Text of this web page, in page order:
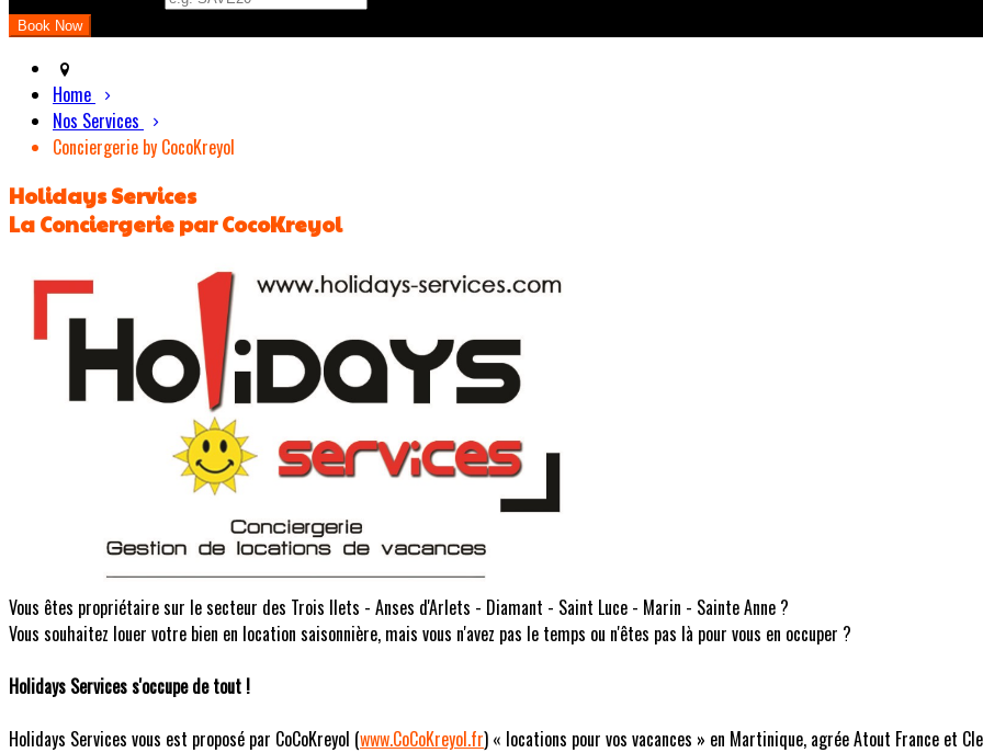
Home
Nos Services
Conciergerie by CocoKreyol
Holidays Services
La Conciergerie par CocoKreyol
Vous êtes propriétaire sur le secteur des Trois Ilets - Anses d'Arlets - Diamant - Saint Luce - Marin - Sainte Anne ?
Vous souhaitez louer votre bien en location saisonnière, mais vous n'avez pas le temps ou n'êtes pas là pour vous en occuper ?
Holidays Services s'occupe de tout !
Holidays Services vous est proposé par CoCoKreyol (www.CoCoKreyol.fr) « locations pour vos vacances » en Martinique, agrée Atout France et